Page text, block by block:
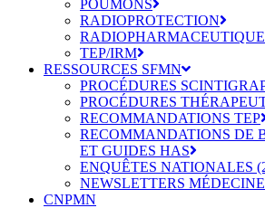
POUMONS
RADIOPROTECTION
RADIOPHARMACEUTIQUE
TEP/IRM
RESSOURCES SFMN
PROCÉDURES
PROCÉDURES
RECOMMANDATIONS TEP
RECOMMANDATIONS DE
ET GUIDES HAS
ENQUÊTES NATIONALES
NEWSLETTERS
CNPMN